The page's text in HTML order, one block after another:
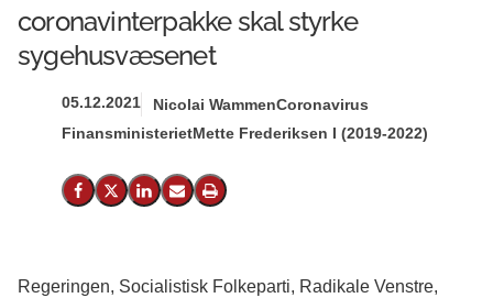
coronavinterpakke skal styrke
sygehusvæsenet
05.12.2021 Nicolai WammenCoronavirus
FinansministerietMette Frederiksen I (2019-2022)
Del på Facebook
Del på X (Twitter)
Del på LinkedIn
Send email
Print
Regeringen, Socialistisk Folkeparti, Radikale Venstre,